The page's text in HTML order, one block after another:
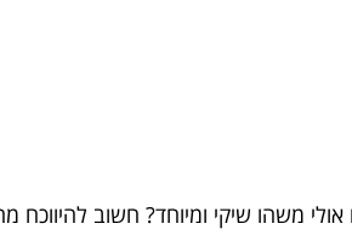
משהו שיקי ומיוחד? חשוב להיווכח